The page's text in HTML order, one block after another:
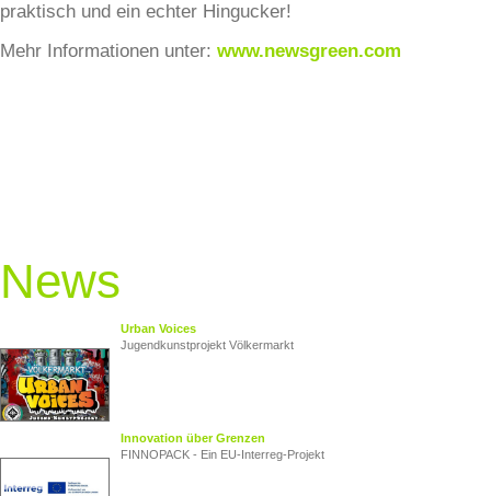
praktisch und ein echter Hingucker!
Mehr Informationen unter: www.newsgreen.com
News
Urban Voices
Jugendkunstprojekt Völkermarkt
Innovation über Grenzen
FINNOPACK - Ein EU‑Interreg‑Projekt